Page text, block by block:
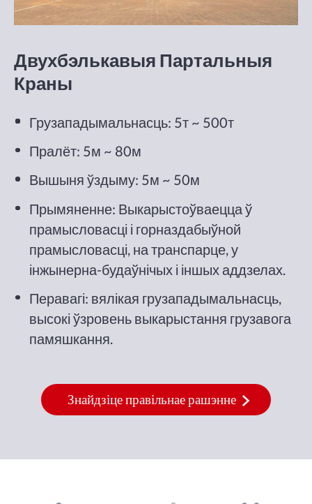
Двухбэлькавыя Партальныя
Краны
Грузападымальнасць: 5т ~ 500т
Пралёт: 5м ~ 80м
Вышыня ўздыму: 5м ~ 50м
Прымяненне: Выкарыстоўваецца ў
прамысловасці і горназдабыўной
прамысловасці, на транспарце, у
інжынерна-будаўнічых і іншых аддзелах.
Перавагі: вялікая грузападымальнасць,
высокі ўзровень выкарыстання грузавога
памяшкання.
Знайдзіце правільнае рашэнне